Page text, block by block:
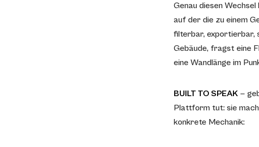
Genau diesen
auf der die zu einem
filterbar, exportierbar,
Gebäude, fragst eine
eine Wandlänge im
BUILT TO SPEAK —
Plattform tut: sie
konkrete Mechanik: